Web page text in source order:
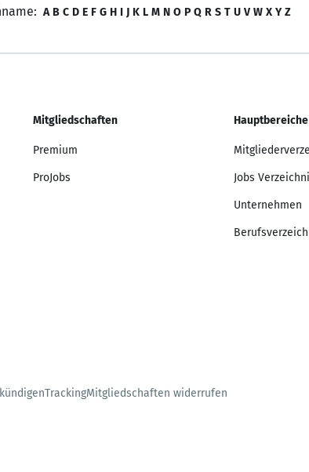
A B C D E F G H I J K L M N O P Q R S T U V W X Y Z
Mitgliedschaften
Premium
ProJobs
Hauptbereiche
Jobs
Unternehmen
TrackingMitgliedschaften widerrufen